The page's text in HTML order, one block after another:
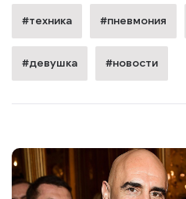
#техника #пневмония
#девушка #новости